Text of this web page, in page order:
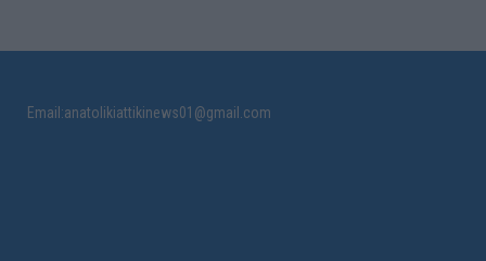
Email:anatolikiattikinews01@gmail.com